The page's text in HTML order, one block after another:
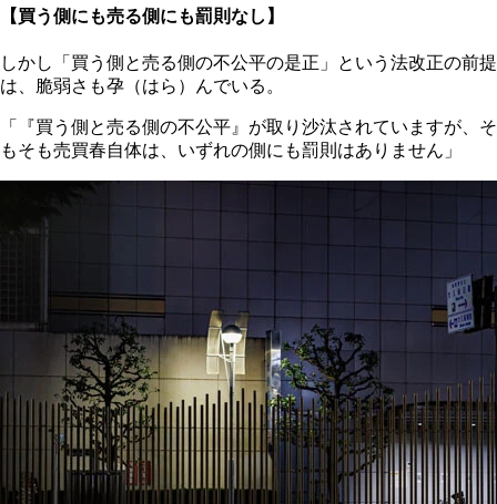
【買う側にも売る側にも罰則なし】
しかし「買う側と売る側の不公平の是正」という法改正の前提
は、脆弱さも孕（はら）んでいる。
「『買う側と売る側の不公平』が取り沙汰されていますが、そ
もそも売買春自体は、いずれの側にも罰則はありません」